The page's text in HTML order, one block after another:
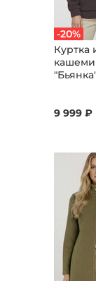
-20%
Куртка
9 999 ₽